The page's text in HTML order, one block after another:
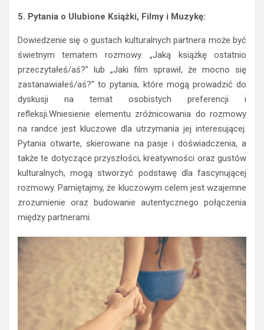
5. Pytania o Ulubione Książki, Filmy i Muzykę:
Dowiedzenie się o gustach kulturalnych partnera może być
świetnym tematem rozmowy. „Jaką książkę ostatnio
przeczytałeś/aś?” lub „Jaki film sprawił, że mocno się
zastanawiałeś/aś?” to pytania, które mogą prowadzić do
dyskusji na temat osobistych preferencji i
refleksji.Wniesienie elementu zróżnicowania do rozmowy
na randce jest kluczowe dla utrzymania jej interesującej.
Pytania otwarte, skierowane na pasje i doświadczenia, a
także te dotyczące przyszłości, kreatywności oraz gustów
kulturalnych, mogą stworzyć podstawę dla fascynującej
rozmowy. Pamiętajmy, że kluczowym celem jest wzajemne
zrozumienie oraz budowanie autentycznego połączenia
między partnerami.